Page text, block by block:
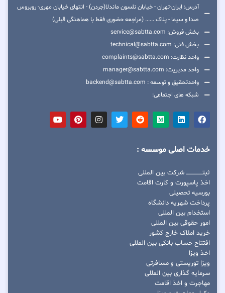
آدرس: ایران-تهران - خیابان نلسون ماندلا(جردن) - انتهای خیابان مهری- روبروس
صدا و سیما - پلاک ...... (مراجعه حضوری فقط با هماهنگی قبلی)
بخش فروش: service@sabtta.com
بخش فنی: technical@sabtta.com
واحد نظارت: complaints@sabtta.com
واحد مدیریت: manager@sabtta.com
واحدتحقیق و توسعه : backend@sabtta.com
شبکه های اجتماعی:
خدمات اصلی موسسه :
ثبتــــــــــــــــ شرکت بین المللی
اخذ پاسپورت و کارت اقامت
بورسیه تحصیلی
پرداخت شهریه دانشگاه
استخدام بین المللی
امور حقوقی بین المللی
خرید املاک خارج کشور
افتتاح حساب بانکی بین المللی
اخذ ویزا
ویزا توریستی و مسافرتی
سرمایه گذاری بین المللی
مهاجرت و اخذ اقامت